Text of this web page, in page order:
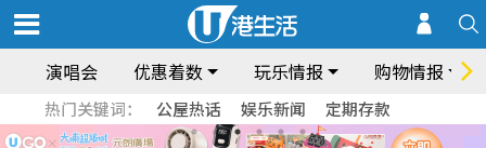
演唱会 优惠着数 玩乐情报 购物情报
热门关键词： 公屋热话 娱乐新闻 定期存款